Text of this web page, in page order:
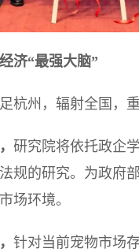
济“最强大脑”
杭州，辐射全国，
， 研究院将依托政企
规的研究。为政府
场环境。
， 针对当前宠物市场